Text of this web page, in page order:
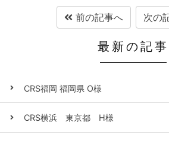
前の記事へ 次の
最新の記事
CRS福岡 福岡県 O様
CRS横浜 東京都 H様